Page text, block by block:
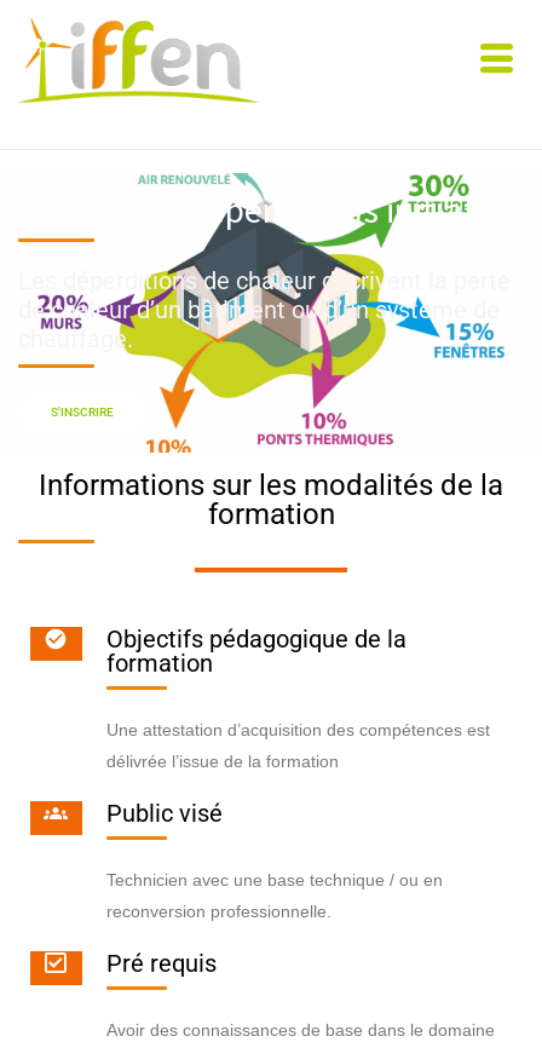
4-CHA-38 : Déperditions initiation
Les déperditions de chaleur décrivent la perte
de chaleur d’un bâtiment ou d’un système de
chauffage.
S'INSCRIRE
Informations sur les modalités de la
formation
Objectifs pédagogique de la
formation
Une attestation d’acquisition des compétences est
délivrée l’issue de la formation
Public visé
Technicien avec une base technique / ou en
reconversion professionnelle.
Pré requis
Avoir des connaissances de base dans le domaine